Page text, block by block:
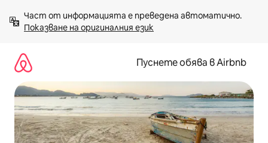
към
съдържанието
Показване на оригиналния език
Пуснете обява в Airbnb